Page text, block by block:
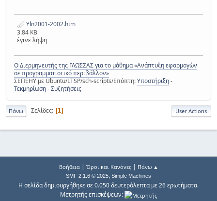
Yln2001-2002.htm
3.84 KB
έγινε λήψη
Ο Διερμηνευτής της ΓΛΩΣΣΑΣ για το μάθημα «Ανάπτυξη εφαρμογών
σε προγραμματιστικό περιβάλλον»
ΣΕΠΕΗΥ με Ubuntu/LTSP/sch-scripts/Επόπτη:Υποστήριξη-
Τεκμηρίωση-Συζητήσεις
Πάνω Σελίδες 1 User Actions
Βοήθεια| Όροι και Κανόνες| Πάνω ▲
SMF 2.1.6 © 2025, Simple Machines
Η σελίδα δημιουργήθηκε σε 0.050 δευτερόλεπτα με 26 ερωτήματα.
Μετρητής επισκέψεων: